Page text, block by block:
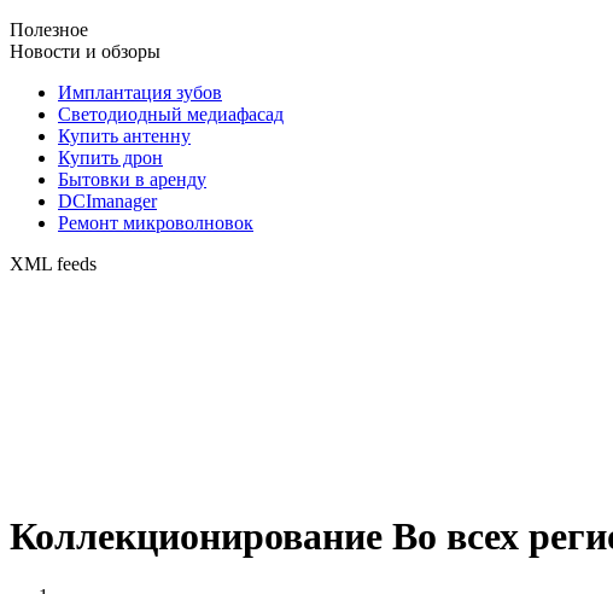
Полезное
Новости и обзоры
Имплантация зубов
Светодиодный медиафасад
Купить антенну
Купить дрон
Бытовки в аренду
DCImanager
Ремонт микроволновок
XML feeds
Коллекционирование Во всех